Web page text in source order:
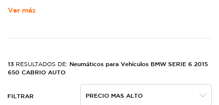
Ver más
13 RESULTADOS DE: Neumáticos para Vehículos BMW SERIE 6 2015
650 CABRIO AUTO
FILTRAR